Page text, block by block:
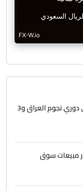
لجنة التراخيص : 17 ناديا في دوري نجوم العراق و3
مبيعات سوق